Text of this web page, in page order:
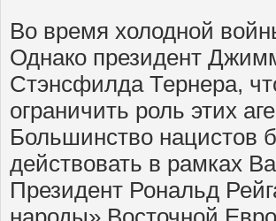
Во время холодной
Однако президент
Стэнсфилда Тернера,
ограничить роль этих
Большинство нацистов
действовать в рамках
Президент Рональд